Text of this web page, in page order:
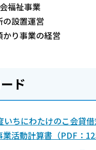
福祉事業
設置運営
り事業の経営
ド
いちにわたけのこ会貸
活動計算書（PDF：